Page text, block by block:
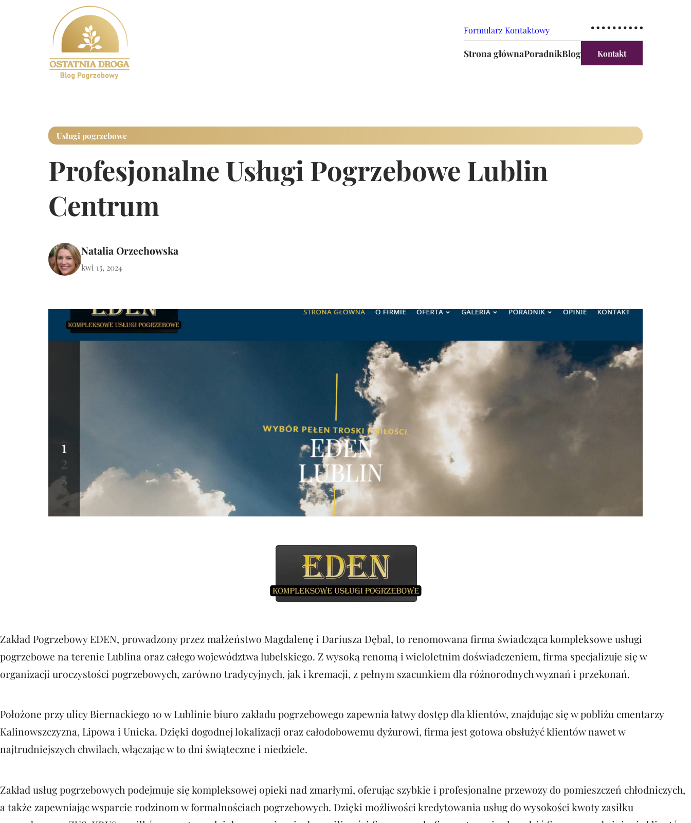
Formularz Kontaktowy
Strona głównaPoradnikBlog Kontakt
Usługi pogrzebowe
Profesjonalne Usługi Pogrzebowe Lublin
Centrum
Natalia Orzechowska
kwi 15, 2024
Zakład Pogrzebowy EDEN, prowadzony przez małżeństwo Magdalenę i Dariusza Dębal, to renomowana firma świadcząca kompleksowe usługi
pogrzebowe na terenie Lublina oraz całego województwa lubelskiego. Z wysoką renomą i wieloletnim doświadczeniem, firma specjalizuje się w
organizacji uroczystości pogrzebowych, zarówno tradycyjnych, jak i kremacji, z pełnym szacunkiem dla różnorodnych wyznań i przekonań.
Położone przy ulicy Biernackiego 10 w Lublinie biuro zakładu pogrzebowego zapewnia łatwy dostęp dla klientów, znajdując się w pobliżu cmentarzy
Kalinowszczyzna, Lipowa i Unicka. Dzięki dogodnej lokalizacji oraz całodobowemu dyżurowi, firma jest gotowa obsłużyć klientów nawet w
najtrudniejszych chwilach, włączając w to dni świąteczne i niedziele.
Zakład usług pogrzebowych podejmuje się kompleksowej opieki nad zmarłymi, oferując szybkie i profesjonalne przewozy do pomieszczeń chłodniczych,
a także zapewniając wsparcie rodzinom w formalnościach pogrzebowych. Dzięki możliwości kredytowania usług do wysokości kwoty zasiłku